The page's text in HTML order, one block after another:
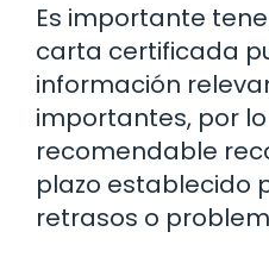
Es importante
carta certificada
información
importantes, por
recomendable
plazo establecido
retrasos o